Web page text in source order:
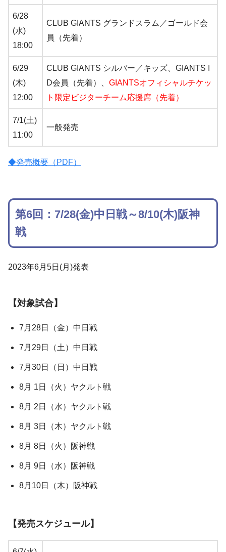
6/28
(水)
18:00
CLUB GIANTS グランドスラム／ゴールド会
員（先着）
6/29
(木)
12:00
CLUB GIANTS シルバー／キッズ、GIANTS I
D会員（先着）、 GIANTSオフィシャルチケッ
ト限定ビジターチーム応援席（先着）
7/1(土)
11:00
一般発売
◆発売概要（PDF）
第6回：7/28(金)中日戦～8/10(木)阪神
戦
2023年6月5日(月)発表
【対象試合】
7月28日（金）中日戦
7月29日（土）中日戦
7月30日（日）中日戦
8月 1日（火）ヤクルト戦
8月 2日（水）ヤクルト戦
8月 3日（木）ヤクルト戦
8月 8日（火）阪神戦
8月 9日（水）阪神戦
8月10日（木）阪神戦
【発売スケジュール】